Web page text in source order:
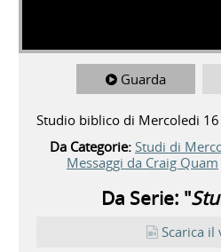
Guarda
Studio biblico di Mercoledi
Da Categorie: Studi di
Messaggi da Craig Quam
Da Serie: "
Scarica il